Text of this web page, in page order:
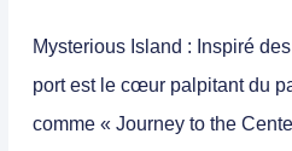
Mysterious Island : Inspiré
port est le cœur palpitant du
comme « Journey to the